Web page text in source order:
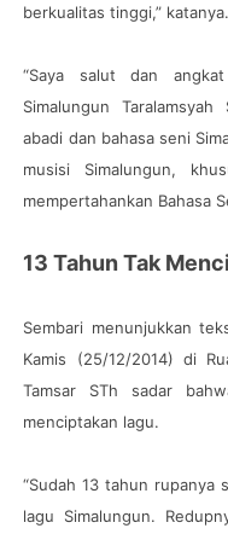
berkualitas tinggi,” katanya.
“Saya salut dan
Simalungun
abadi dan bahasa seni
musisi Simalungun,
mempertahankan Bahasa
13 Tahun Tak
Sembari menunjukkan
Kamis (25/12/2014) di
Tamsar STh sadar
menciptakan lagu.
“Sudah 13 tahun rupanya
lagu Simalungun.